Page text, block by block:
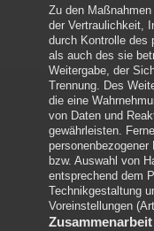
Zu den
der Vertraulichkeit,
durch Kontrolle des
als auch des sie
Weitergabe, der
Trennung. Des
die eine
von Daten und
gewährleisten.
bzw. Auswahl von
entsprechend dem
Technikgestaltung
Voreinstellungen